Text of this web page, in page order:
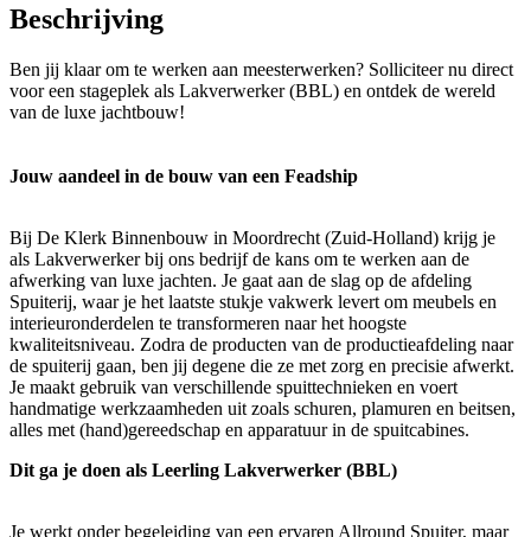
Beschrijving
Ben jij klaar om te werken aan meesterwerken? Solliciteer nu direct
voor een stageplek als Lakverwerker (BBL) en ontdek de wereld
van de luxe jachtbouw!
Jouw aandeel in de bouw van een Feadship
Bij De Klerk Binnenbouw in Moordrecht (Zuid-Holland) krijg je
als Lakverwerker bij ons bedrijf de kans om te werken aan de
afwerking van luxe jachten. Je gaat aan de slag op de afdeling
Spuiterij, waar je het laatste stukje vakwerk levert om meubels en
interieuronderdelen te transformeren naar het hoogste
kwaliteitsniveau. Zodra de producten van de productieafdeling naar
de spuiterij gaan, ben jij degene die ze met zorg en precisie afwerkt.
Je maakt gebruik van verschillende spuittechnieken en voert
handmatige werkzaamheden uit zoals schuren, plamuren en beitsen,
alles met (hand)gereedschap en apparatuur in de spuitcabines.
Dit ga je doen als Leerling Lakverwerker (BBL)
Je werkt onder begeleiding van een ervaren Allround Spuiter, maar